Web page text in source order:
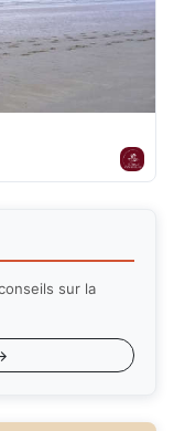
sur la